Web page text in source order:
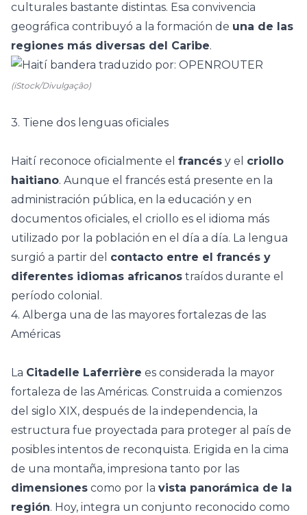
culturales bastante distintas. Esa convivencia
geográfica contribuyó a la formación de una de las
regiones más diversas del Caribe.
(iStock/Divulgação)
3. Tiene dos lenguas oficiales
Haití reconoce oficialmente el francés y el criollo
haitiano. Aunque el francés está presente en la
administración pública, en la educación y en
documentos oficiales, el criollo es el idioma más
utilizado por la población en el día a día. La lengua
surgió a partir del contacto entre el francés y
diferentes idiomas africanos traídos durante el
período colonial.
4. Alberga una de las mayores fortalezas de las
Américas
La Citadelle Laferrière es considerada la mayor
fortaleza de las Américas. Construida a comienzos
del siglo XIX, después de la independencia, la
estructura fue proyectada para proteger al país de
posibles intentos de reconquista. Erigida en la cima
de una montaña, impresiona tanto por las
dimensiones como por la vista panorámica de la
región. Hoy, integra un conjunto reconocido como